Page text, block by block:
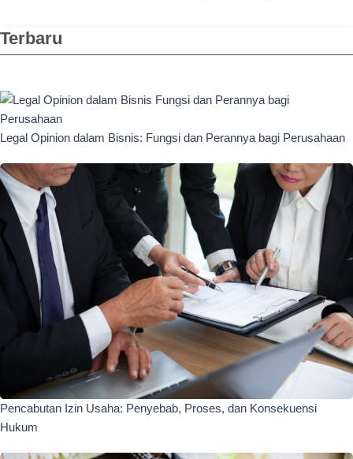
Terbaru
Legal Opinion dalam Bisnis: Fungsi dan Perannya bagi Perusahaan
Pencabutan Izin Usaha: Penyebab, Proses, dan Konsekuensi
Hukum